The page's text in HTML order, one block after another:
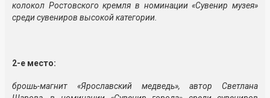
колокол Ростовского кремля в номинации «Сувенир музея»
среди сувениров высокой категории.
2-е место:
брошь-магнит «Ярославский медведь», автор Светлана